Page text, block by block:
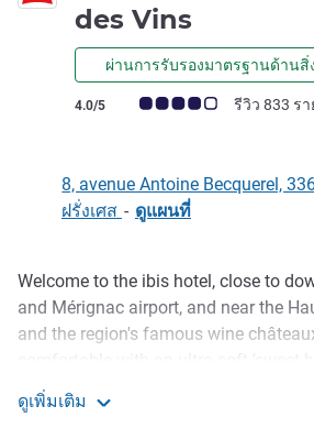
des Vins
ผ่านการรับรองมาตรฐานด้านสิ่
คะแนนความคิดเห็นจากแขก (เรทติ้งบน
4.0/5 รีวิว 833 รา
8, avenue Antoine Becquerel,
ฝรั่งเศส - ดูแผนที่
รายละเอียด
Welcome to the ibis hotel, close to
and Mérignac airport, and near the
and the region's famous wine
night's sleep. Enjoy the relaxing bar at
wonderful treats in the Del Arte Italian
ดูเพิ่มเติม